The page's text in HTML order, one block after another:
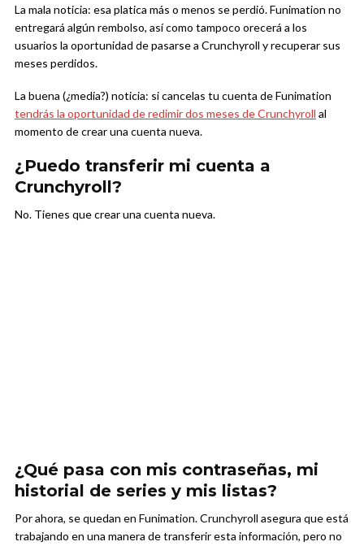
La mala noticia: esa platica más o menos se perdió. Funimation no
entregará algún rembolso, así como tampoco orecerá a los
usuarios la oportunidad de pasarse a Crunchyroll y recuperar sus
meses perdidos.
La buena (¿media?) noticia: si cancelas tu cuenta de Funimation
tendrás la oportunidad de redimir dos meses de Crunchyroll al
momento de crear una cuenta nueva.
¿Puedo transferir mi cuenta a
Crunchyroll?
No. Tienes que crear una cuenta nueva.
¿Qué pasa con mis contraseñas, mi
historial de series y mis listas?
Por ahora, se quedan en Funimation. Crunchyroll asegura que está
trabajando en una manera de transferir esta información, pero no